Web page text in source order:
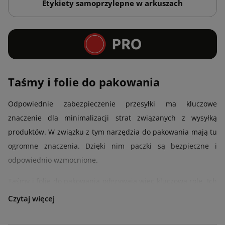
Etykiety samoprzylepne w arkuszach
Taśmy i folie do pakowania
Odpowiednie zabezpieczenie przesyłki ma kluczowe
znaczenie dla minimalizacji strat związanych z wysyłką
produktów. W związku z tym narzędzia do pakowania mają tu
ogromne znaczenia. Dzięki nim paczki są bezpieczne i
odpowiednio wzmocnione.
wysoka jakość zapewnia dodatkowe zabezpieczenie,